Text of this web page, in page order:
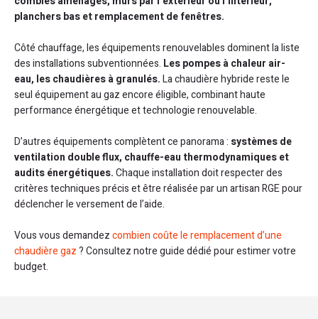
planchers bas et remplacement de fenêtres.
Côté chauffage, les équipements renouvelables dominent la liste
des installations subventionnées. Les pompes à chaleur air-
eau, les chaudières à granulés.La chaudière hybride reste le
seul équipement au gaz encore éligible, combinant haute
performance énergétique et technologie renouvelable.
D’autres équipements complètent ce panorama : systèmes de
ventilation double flux, chauffe-eau thermodynamiques et
audits énergétiques.Chaque installation doit respecter des
critères techniques précis et être réalisée par un artisan RGE pour
déclencher le versement de l’aide.
Vous vous demandezcombien coûte le remplacement d’une
chaudière gaz? Consultez notre guide dédié pour estimer votre
budget.